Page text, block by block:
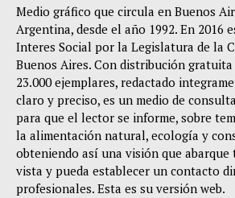
Medio gráfico que circula en Buenos
Argentina, desde el año 1992. En 2016
Interes Social por la Legislatura de la
Buenos Aires. Con distribución
23.000 ejemplares, redactado
claro y preciso, es un medio de
para que el lector se informe, sobre
la alimentación natural, ecología y
obteniendo así una visión que
vista y pueda establecer un contacto
profesionales. Esta es su versión web.